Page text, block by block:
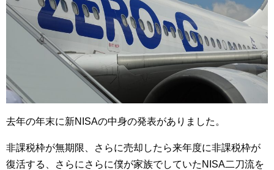
去年の年末に新NISAの中身の発表がありました。
非課税枠が無期限、さらに売却したら来年度に非課税枠が
復活する、さらにさらに僕が家族でしていたNISA二刀流を